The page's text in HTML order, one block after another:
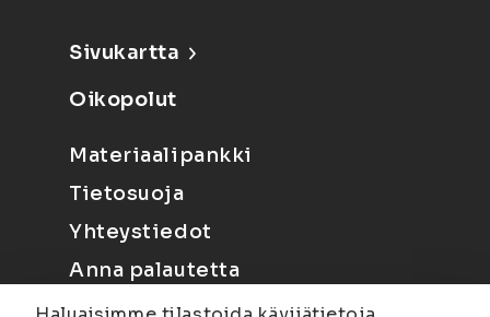
Sivukartta
Oikopolut
Materiaalipankki
Tietosuoja
Yhteystiedot
Anna palautetta